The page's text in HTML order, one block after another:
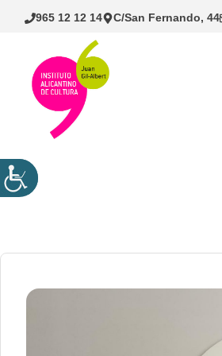
Saltar
965 12 12 14 C/San Fernando, 44